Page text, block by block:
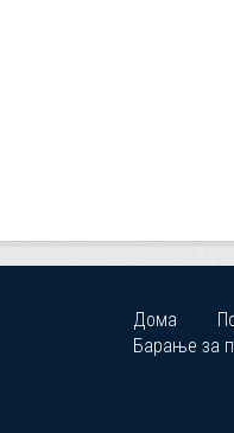
Дома
Барање за